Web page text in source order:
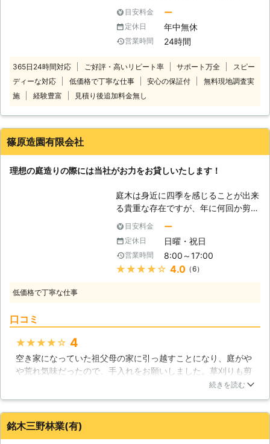
分ではうまく剪定できず不格好になっ
てしまったという方もいるのではない
でしょうか？ 思ったように剪定でき
ず、不満な結果になってしまうのであ
庭木にしてもらいませんか？ プロに
頼めば見た目だけでなく、今後の生長
に合わせた正しい剪定をしてくれま
以上のお庭に関するご依頼に対応して
実績豊富なお庭のスペシャリスト！
迅速・丁寧な態度はもちろん、お客様
らせてもらいますので、安心してお任
せください。 日本全国の多くの加盟
店と提携しておりますので、迅速に対
時はお任せください ・電線に樹木の
枝が引っ掛かりそうで悩んでいる ・
来客に備えて、お庭を素早く綺麗にお
「コールセンター満足度97%」を獲得
しました！ ※弊社受付の満足度調査よ
ビスを提供できるよう、努めさせてい
ただきますので、剪定110番をよろし
目安料金 ー
定休日 年中無休
営業時間 24時間
365日24時間対応 ご好評・高いリピート率 サポート万全
スピー
ディーな対応
低価格で丁寧な仕事 安心の保証付
無料現地調査実
施
経験豊富 見積り後追加料金無し
篠原造園有限会社
理想の庭造りの際には当社がお力をお貸しいたします！
庭木は身近に四季を感じることが出来
る貴重な存在ですが、年に何回か剪定
を行う必要があるためお手入れは大変
です。剪定をしないままにしておくこ
とで様々な弊害が生まれてしまう場合
があるので、定期的な剪定は必要不可
欠でしょう。昭和5年に創業した篠原
せん。お庭の敷地面積が広い場合はあ
えて剪定を行わないことで、生命力の
強い木々の自然な姿を楽しむこともで
きますし、庭が暗くなることもありま
せん。しかし、面積が狭いお庭の庭木
目安料金 ー
定休日 日曜・祝日
営業時間 8:00～17:00
★★★★★ 4.0（6）
低価格で丁寧な仕事
口コミ
★★★★★ 4
空き家になっていた祖父母の家に引っ越すことになり、庭がや
や荒れ気味だったので、手入れをお願いしました。草刈りも剪
定もまとめてお願いできるのが、楽で助かりました。当日は立
の実績がある担当者さんだったようで、とても見栄えが良くな
り嬉しい驚きでした。便利屋さんなので、水回りなどの相談も
続きを読む
銘木三野林業(有)